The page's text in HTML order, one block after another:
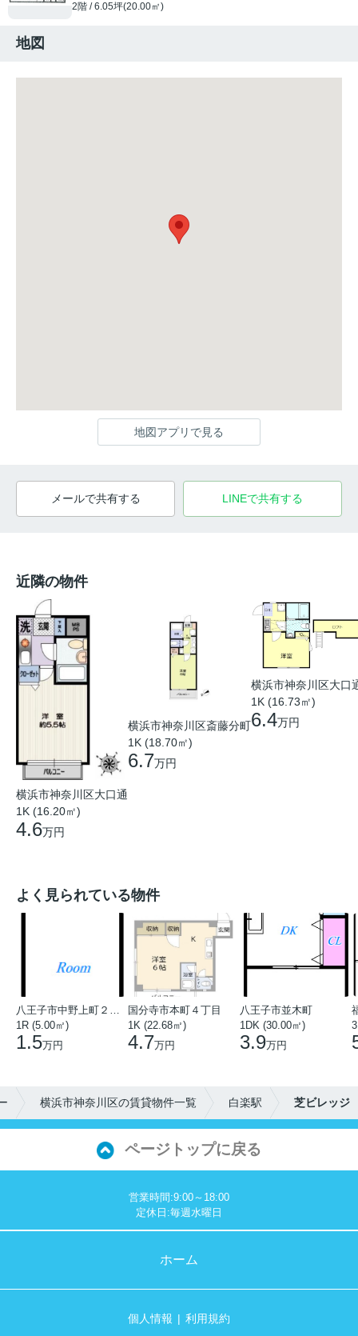
2階 / 6.05坪(20.00㎡)
地図
地図アプリで見る
メールで共有する LINEで共有する
近隣の物件
横浜市神奈川区大口通
1K (16.20㎡)
4.6万円
横浜市神奈川区斎藤分町
1K (18.70㎡)
6.7万円
横浜市神奈川区大口
1K (16.73㎡)
6.4万円
よく見られている物件
八王子市中野上町２丁目
1R (5.00㎡)
1.5万円
国分寺市本町４丁目
1K (22.68㎡)
4.7万円
八王子市並木町
1DK (30.00㎡)
3.9万円
横浜市神奈川区の賃貸物件一覧 白楽駅 芝ビレッジ
ページトップに戻る
営業時間:9:00～18:00
定休日:毎週水曜日
ホーム
個人情報 利用規約